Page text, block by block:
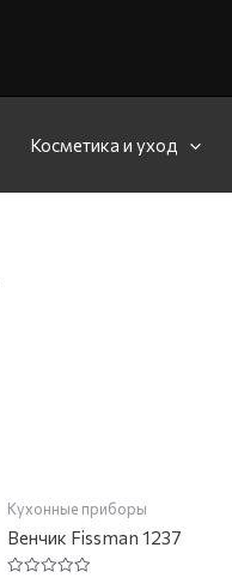
Косметика и уход
Кухонные приборы
Венчик Fissman 1237